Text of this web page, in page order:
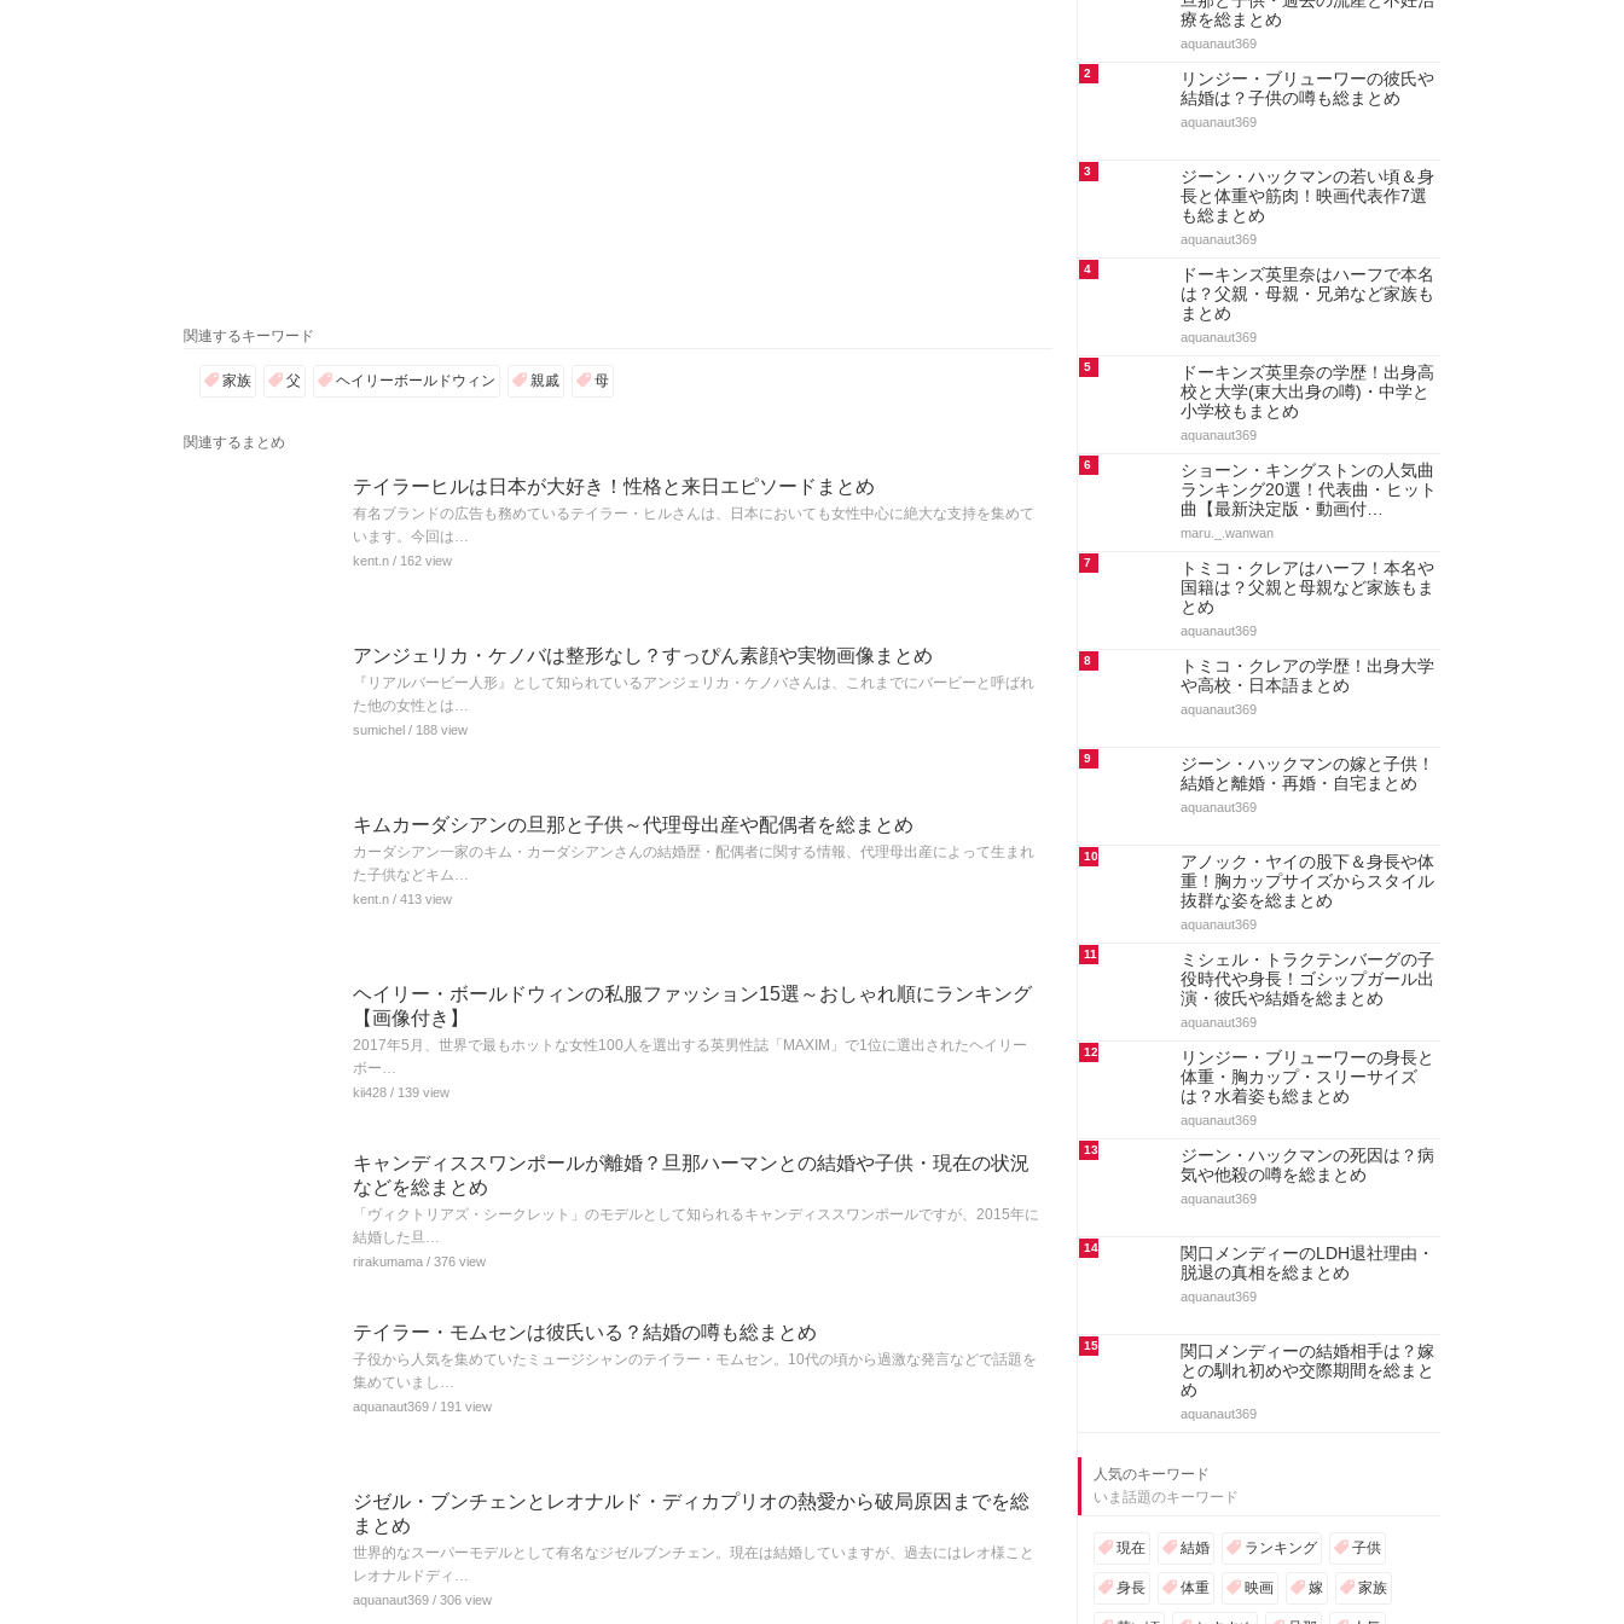
関連するキーワード
家族 父 ヘイリーボールドウィン 親戚 母
関連するまとめ
テイラーヒルは日本が大好き！性格と来日エピソードまとめ
有名ブランドの広告も務めているテイラー・ヒルさんは、日本においても女性中心に絶大な支持を集めて
います。今回は…
kent.n / 162 view
アンジェリカ・ケノバは整形なし？すっぴん素顔や実物画像まとめ
『リアルバービー人形』として知られているアンジェリカ・ケノバさんは、これまでにバービーと呼ばれ
た他の女性とは…
sumichel / 188 view
キムカーダシアンの旦那と子供～代理母出産や配偶者を総まとめ
カーダシアン一家のキム・カーダシアンさんの結婚歴・配偶者に関する情報、代理母出産によって生まれ
た子供などキム…
kent.n / 413 view
ヘイリー・ボールドウィンの私服ファッション15選～おしゃれ順にランキング
【画像付き】
2017年5月、世界で最もホットな女性100人を選出する英男性誌「MAXIM」で1位に選出されたヘイリー
ボー…
kii428 / 139 view
キャンディススワンポールが離婚？旦那ハーマンとの結婚や子供・現在の状況
などを総まとめ
「ヴィクトリアズ・シークレット」のモデルとして知られるキャンディススワンポールですが、2015年に
結婚した旦…
rirakumama / 376 view
テイラー・モムセンは彼氏いる？結婚の噂も総まとめ
子役から人気を集めていたミュージシャンのテイラー・モムセン。10代の頃から過激な発言などで話題を
集めていまし…
aquanaut369 / 191 view
ジゼル・ブンチェンとレオナルド・ディカプリオの熱愛から破局原因までを総
まとめ
世界的なスーパーモデルとして有名なジゼルブンチェン。現在は結婚していますが、過去にはレオ様こと
レオナルドディ…
aquanaut369 / 306 view
療を総まとめ
aquanaut369
2
リンジー・ブリューワーの彼氏や
結婚は？子供の噂も総まとめ
aquanaut369
3
ジーン・ハックマンの若い頃＆身
長と体重や筋肉！映画代表作7選
も総まとめ
aquanaut369
4
ドーキンズ英里奈はハーフで本名
は？父親・母親・兄弟など家族も
まとめ
aquanaut369
5
ドーキンズ英里奈の学歴！出身高
校と大学(東大出身の噂)・中学と
小学校もまとめ
aquanaut369
6
ショーン・キングストンの人気曲
ランキング20選！代表曲・ヒット
曲【最新決定版・動画付…
maru._.wanwan
7
トミコ・クレアはハーフ！本名や
国籍は？父親と母親など家族もま
とめ
aquanaut369
8
トミコ・クレアの学歴！出身大学
や高校・日本語まとめ
aquanaut369
9
ジーン・ハックマンの嫁と子供！
結婚と離婚・再婚・自宅まとめ
aquanaut369
10
アノック・ヤイの股下＆身長や体
重！胸カップサイズからスタイル
抜群な姿を総まとめ
aquanaut369
11
ミシェル・トラクテンバーグの子
役時代や身長！ゴシップガール出
演・彼氏や結婚を総まとめ
aquanaut369
12
リンジー・ブリューワーの身長と
体重・胸カップ・スリーサイズ
は？水着姿も総まとめ
aquanaut369
13
ジーン・ハックマンの死因は？病
気や他殺の噂を総まとめ
aquanaut369
14
関口メンディーのLDH退社理由・
脱退の真相を総まとめ
aquanaut369
15
関口メンディーの結婚相手は？嫁
との馴れ初めや交際期間を総まと
め
aquanaut369
人気のキーワード
いま話題のキーワード
現在 結婚 ランキング 子供
身長 体重 映画 嫁 家族